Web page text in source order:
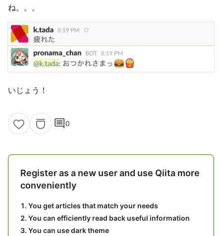
ね。。。
いじょう！
comment0
Register as a new user and use Qiita more
conveniently
You get articles that match your needs
You can efficiently read back useful information
You can use dark theme